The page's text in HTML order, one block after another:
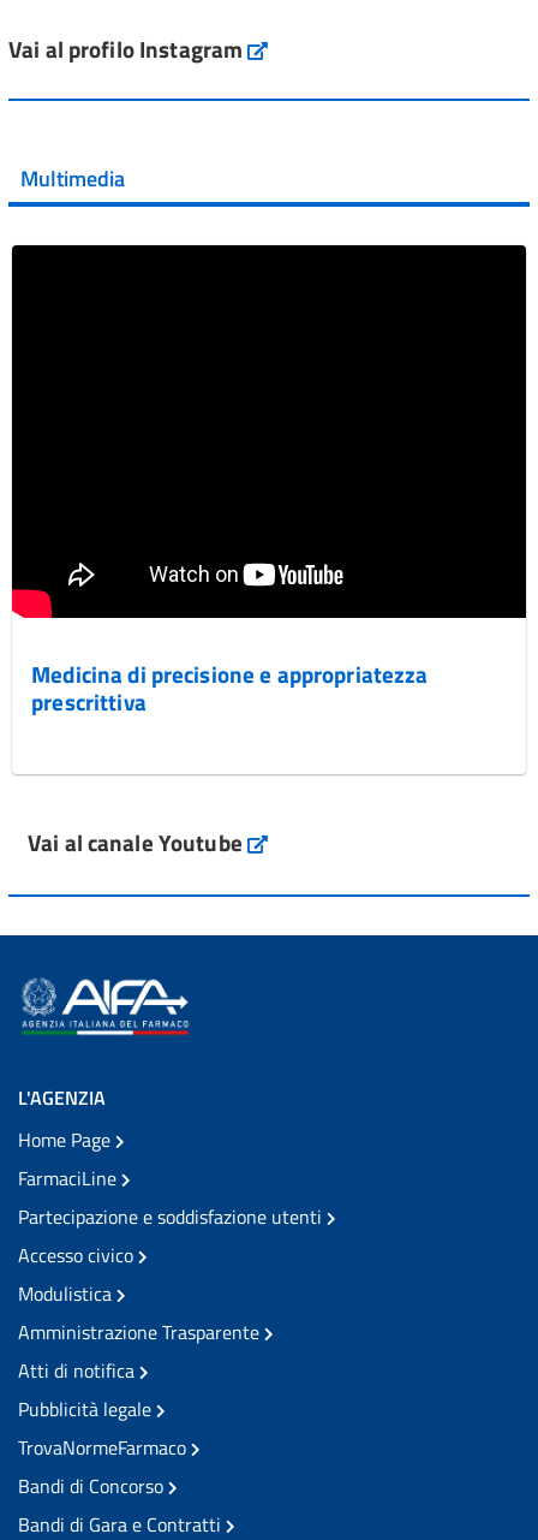
Vai al post →
Vai al post →
Vai al profilo Instagram Instagram
Multimedia
Medicina di precisione e appropriatezza
prescrittiva
Vai al canale Youtube
L'AGENZIA
Home Page
FarmaciLine
Partecipazione e soddisfazione utenti
Accesso civico
Modulistica
Amministrazione Trasparente
Atti di notifica
Pubblicità legale
TrovaNormeFarmaco
Bandi di Concorso
Bandi di Gara e Contratti